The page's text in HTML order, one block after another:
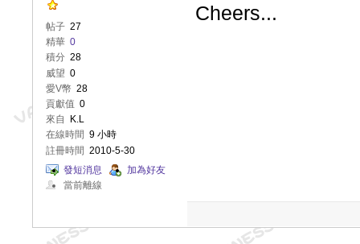
帖子 27
精華 0
積分 28
威望 0
愛V幣 28
貢獻值 0
來自
K.L
在線時間 9 小時
註冊時間 2010-5-30
發短消息
加為好友
當前離線
Cheers...